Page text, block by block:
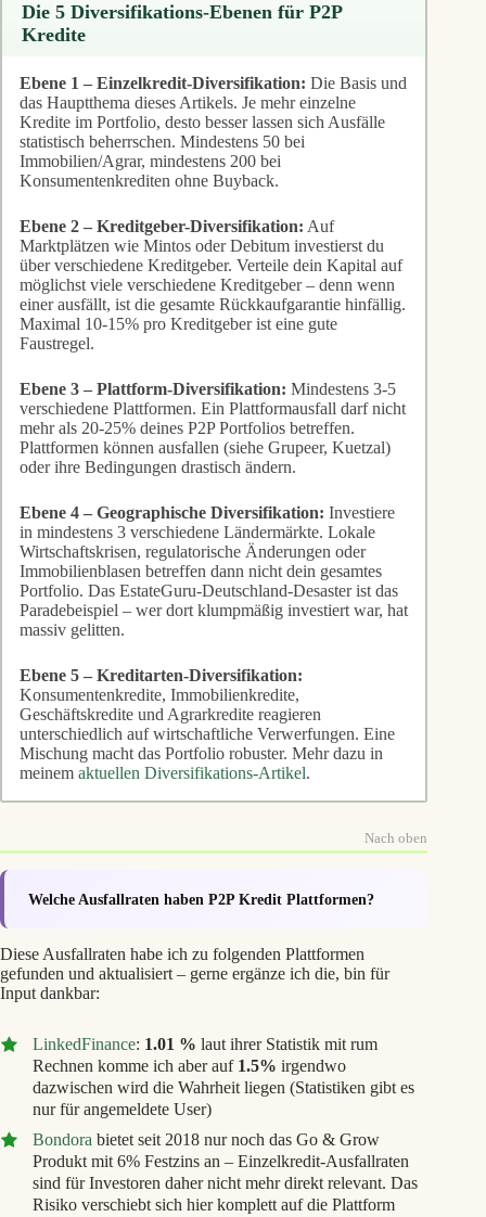
Die 5 Diversifikations-Ebenen für P2P
Kredite
Ebene 1 – Einzelkredit-Diversifikation: Die Basis und
das Hauptthema dieses Artikels. Je mehr einzelne
Kredite im Portfolio, desto besser lassen sich Ausfälle
statistisch beherrschen. Mindestens 50 bei
Immobilien/Agrar, mindestens 200 bei
Konsumentenkrediten ohne Buyback.
Ebene 2 – Kreditgeber-Diversifikation: Auf
Marktplätzen wie Mintos oder Debitum investierst du
über verschiedene Kreditgeber. Verteile dein Kapital auf
möglichst viele verschiedene Kreditgeber – denn wenn
einer ausfällt, ist die gesamte Rückkaufgarantie hinfällig.
Maximal 10-15% pro Kreditgeber ist eine gute
Faustregel.
Ebene 3 – Plattform-Diversifikation: Mindestens 3-5
verschiedene Plattformen. Ein Plattformausfall darf nicht
mehr als 20-25% deines P2P Portfolios betreffen.
Plattformen können ausfallen (siehe Grupeer, Kuetzal)
oder ihre Bedingungen drastisch ändern.
Ebene 4 – Geographische Diversifikation: Investiere
in mindestens 3 verschiedene Ländermärkte. Lokale
Wirtschaftskrisen, regulatorische Änderungen oder
Immobilienblasen betreffen dann nicht dein gesamtes
Portfolio. Das EstateGuru-Deutschland-Desaster ist das
Paradebeispiel – wer dort klumpmäßig investiert war, hat
massiv gelitten.
Ebene 5 – Kreditarten-Diversifikation:
Konsumentenkredite, Immobilienkredite,
Geschäftskredite und Agrarkredite reagieren
unterschiedlich auf wirtschaftliche Verwerfungen. Eine
Mischung macht das Portfolio robuster. Mehr dazu in
meinem aktuellen Diversifikations-Artikel.
Nach oben
Welche Ausfallraten haben P2P Kredit Plattformen?
Diese Ausfallraten habe ich zu folgenden Plattformen
gefunden und aktualisiert – gerne ergänze ich die, bin für
Input dankbar:
LinkedFinance: 1.01 % laut ihrer Statistik mit rum
Rechnen komme ich aber auf 1.5% irgendwo
dazwischen wird die Wahrheit liegen (Statistiken gibt es
nur für angemeldete User)
Bondora bietet seit 2018 nur noch das Go & Grow
Produkt mit 6% Festzins an – Einzelkredit-Ausfallraten
sind für Investoren daher nicht mehr direkt relevant. Das
Risiko verschiebt sich hier komplett auf die Plattform